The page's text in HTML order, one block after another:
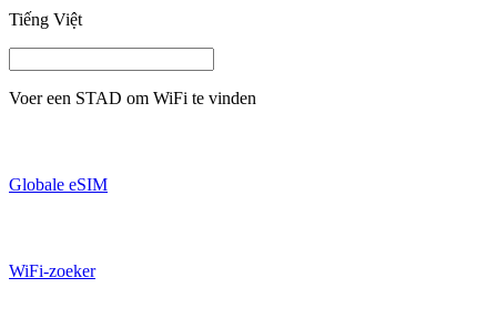
Tiếng Việt
Voer een STAD om WiFi te vinden
Globale eSIM
WiFi-zoeker